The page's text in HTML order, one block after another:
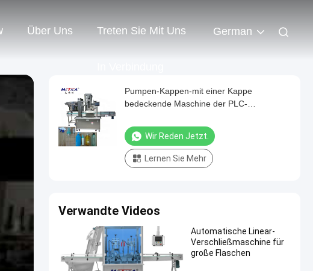
Über Uns Treten Sie Mit Uns German
Pumpen-Kappen-mit einer Kappe
bedeckende Maschine der PLC-
Maschinen-1500BPH
Wir Reden Jetzt.
Lernen Sie Mehr
Verwandte Videos
Automatische Linear-
Verschließmaschine für
große Flaschen